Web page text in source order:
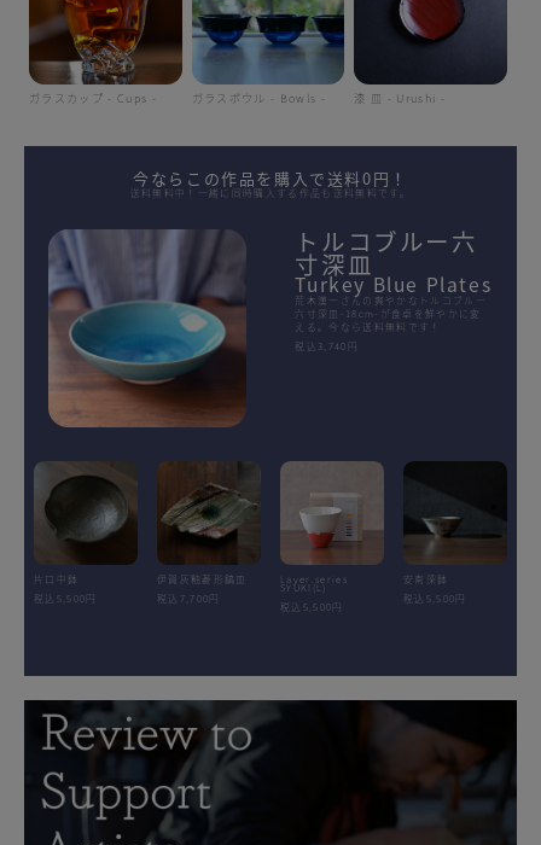
ガラスカップ - Cups - ガラスボウル - Bowls - 漆 皿 - Urushi -
今ならこの作品を購入で送料0円！
送料無料中！一緒に同時購入する作品も送料無料です。
トルコブルー六
寸深皿
Turkey Blue Plates
荒木漢一さんの爽やかなトルコブルー
六寸深皿-18cm-が食卓を鮮やかに変
える。今なら送料無料です！
税込3,740円
片口中鉢
税込5,500円
伊賀灰釉菱形鎬皿
税込7,700円
Layer.series
SYUKI(L)
税込5,500円
安南深鉢
税込5,500円